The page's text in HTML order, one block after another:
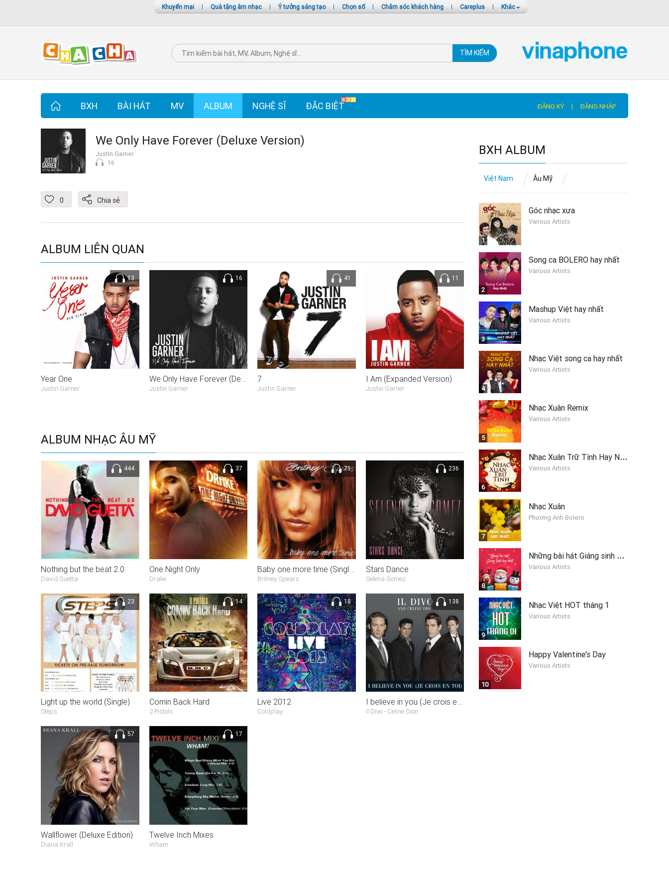
Khuyến mại | Quà tặng âm nhạc | Ý tưởng sáng tạo | Chọn số | Chăm sóc khách hàng | Careplus | Khác
TÌM KIẾM
BXH BÀI HÁT MV ALBUM NGHỆ SĨ ĐẶC BIỆT ĐĂNG KÝ | ĐĂNG NHẬP
We Only Have Forever (Deluxe Version)
Justin Garner
16
0 Chia sẻ
ALBUM LIÊN QUAN
13
Year One
Justin Garner
16
We Only Have Forever (Deluxe Version)
Justin Garner
41
7
Justin Garner
11
I Am (Expanded Version)
Justin Garner
ALBUM NHẠC ÂU MỸ
444
Nothing but the beat 2.0
David Guetta
37
One Night Only
Drake
71
Britney Spears
236
Stars Dance
Selena Gomez
23
Light up the world (Single)
Steps
14
Comin Back Hard
2 Pistols
18
Live 2012
Coldplay
138
I believe in you (Je crois en toi)
Il Divo - Celine Dion
57
Wallflower (Deluxe Edition)
Diana Krall
17
Twelve Inch Mixes
Wham
BXH ALBUM
Việt Nam Âu Mỹ
1
Góc nhạc xưa
Various Artists
2
Song ca BOLERO hay nhất
Various Artists
3
Mashup Việt hay nhất
Various Artists
4
Nhạc Việt song ca hay nhất
Various Artists
5
Nhạc Xuân Remix
Various Artists
6
N
hạc Xuân Trữ Tình Hay Nhất
Various Artists
7
Nhạc Xuân
Phương Anh Bolero
8
N
hững bài hát Giáng sinh hay nhất 2019
Various Artists
9
Nhạc Việt HOT tháng 1
Various Artists
10
Happy Valentine's Day
Various Artists